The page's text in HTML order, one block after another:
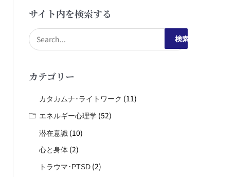
サイト内を検索する
検
象
カテゴリー
カタカムナ･ライトワーク (11)
エネルギー心理学 (52)
潜在意識 (10)
心と身体 (2)
トラウマ･PTSD (2)